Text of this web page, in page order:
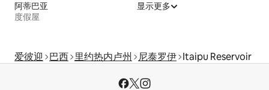
阿蒂巴亚
度假屋
显示更多
爱彼迎 巴西 里约热内卢州 尼泰罗伊 Itaipu Reservoir